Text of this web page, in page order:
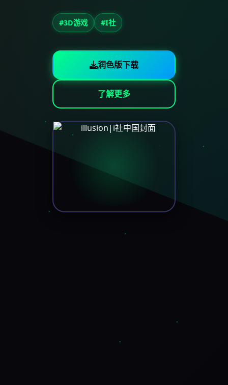
#3D游戏 #I社
润色版下载
了解更多